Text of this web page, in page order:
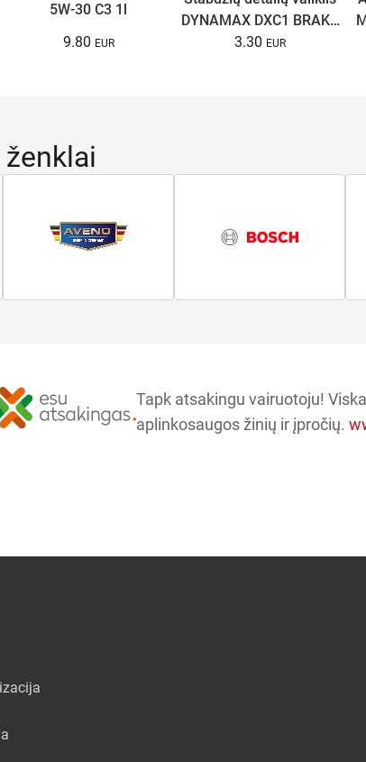
5W-30 C3 1l
9.80
DYNAMAX DXC1 BRAKE
CLEANER 500ml
3.30
Tapk atsakingu vairuotoju!
aplinkosaugos žinių ir įpročių.